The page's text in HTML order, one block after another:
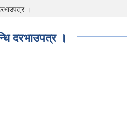
।
दरभाउपत्र ।